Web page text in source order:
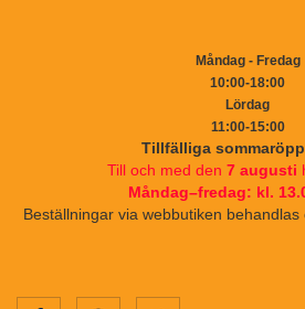
Måndag - Fredag
10:00-18:00
Lördag
11:00-15:00
Tillfälliga
Till och med den 7 augusti
Måndag–fredag: kl.
Beställningar via webbutiken behandlas